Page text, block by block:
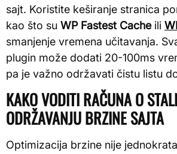
sajt. Koristite keširanje stranica
kao što su WP Fastest Cacheili
smanjenje vremena učitavanja.
plugin može dodati 20-100ms
pa je važno održavati čistu listu
KAKO VODITI RAČUNA O
ODRŽAVANJU BRZINE SAJTA
Optimizacija brzine nije